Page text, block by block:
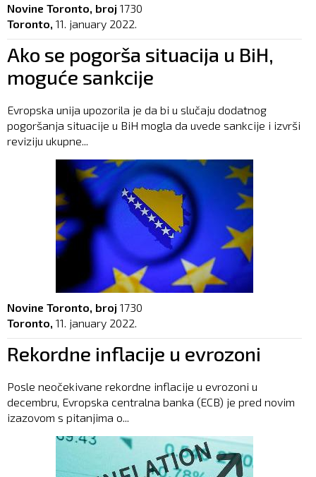
Novine Toronto, broj 1730
Toronto, 11. january 2022.
Ako se pogorša situacija u BiH,
moguće sankcije
Evropska unija upozorila je da bi u slučaju dodatnog
pogoršanja situacije u BiH mogla da uvede sankcije i izvrši
reviziju ukupne...
Novine Toronto, broj 1730
Toronto, 11. january 2022.
Rekordne inflacije u evrozoni
Posle neočekivane rekordne inflacije u evrozoni u
decembru, Evropska centralna banka (ECB) je pred novim
izazovom s pitanjima o...